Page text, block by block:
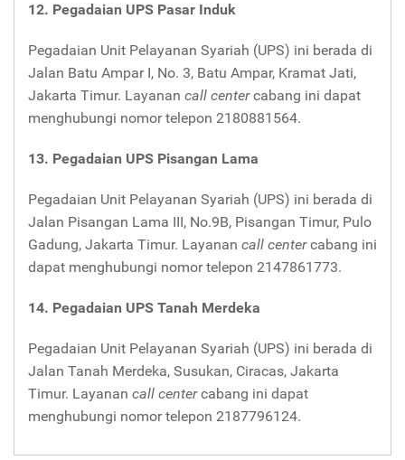
12. Pegadaian UPS Pasar Induk
Pegadaian Unit Pelayanan Syariah (UPS) ini berada di
Jalan Batu Ampar I, No. 3, Batu Ampar, Kramat Jati,
Jakarta Timur. Layanan call center cabang ini dapat
menghubungi nomor telepon 2180881564.
13. Pegadaian UPS Pisangan Lama
Pegadaian Unit Pelayanan Syariah (UPS) ini berada di
Jalan Pisangan Lama III, No.9B, Pisangan Timur, Pulo
Gadung, Jakarta Timur. Layanan call center cabang ini
dapat menghubungi nomor telepon 2147861773.
14. Pegadaian UPS Tanah Merdeka
Pegadaian Unit Pelayanan Syariah (UPS) ini berada di
Jalan Tanah Merdeka, Susukan, Ciracas, Jakarta
Timur. Layanan call center cabang ini dapat
menghubungi nomor telepon 2187796124.